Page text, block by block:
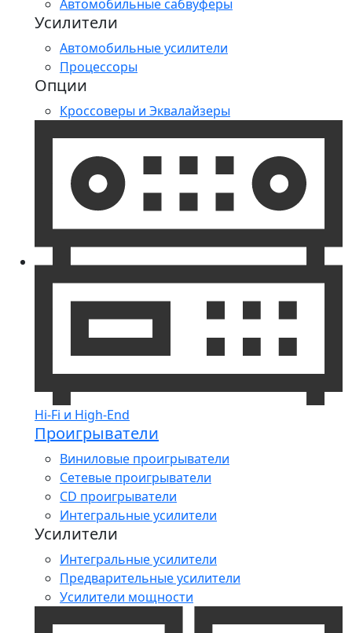
Автомобильные сабвуферы
Усилители
Автомобильные усилители
Процессоры
Опции
Кроссоверы и Эквалайзеры
Hi-Fi и High-End
Проигрыватели
Виниловые проигрыватели
Сетевые проигрыватели
CD проигрыватели
Интегральные усилители
Усилители
Интегральные усилители
Предварительные усилители
Усилители мощности